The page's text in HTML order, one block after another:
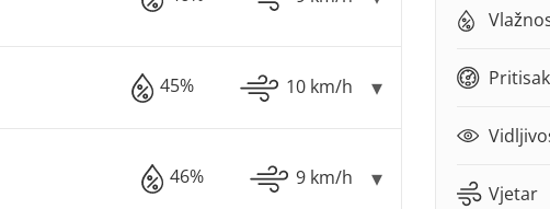
45% 10 km/h
46% 9 km/h
Pritisak
Vjetar